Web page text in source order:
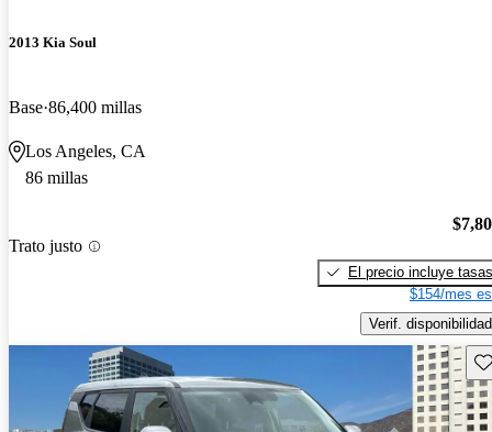
2013 Kia Soul
Base 86,400 millas
Los Angeles, CA
86 millas
Trato justo
El precio incluye tasas
$154/mes
Verif. disponibilidad